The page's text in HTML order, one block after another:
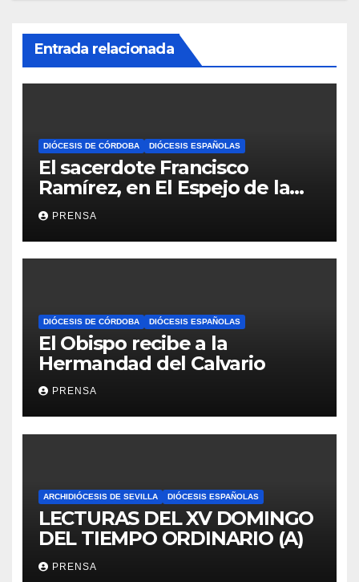
Entrada relacionada
DIÓCESIS DE CÓRDOBA DIÓCESIS ESPAÑOLAS
El sacerdote Francisco
Ramírez, en El Espejo de la
Iglesia
PRENSA
DIÓCESIS DE CÓRDOBA DIÓCESIS ESPAÑOLAS
El Obispo recibe a la
Hermandad del Calvario
PRENSA
ARCHIDIÓCESIS DE SEVILLA DIÓCESIS ESPAÑOLAS
LECTURAS DEL XV DOMINGO
DEL TIEMPO ORDINARIO (A)
PRENSA